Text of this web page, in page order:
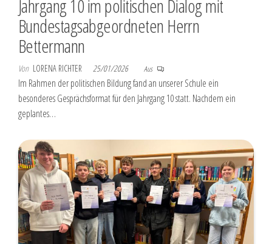
Jahrgang 10 im politischen Dialog mit
Bundestagsabgeordneten Herrn
Bettermann
Von LORENA RICHTER 25/01/2026 Aus
Im Rahmen der politischen Bildung fand an unserer Schule ein
besonderes Gesprächsformat für den Jahrgang 10 statt. Nachdem ein
geplantes…